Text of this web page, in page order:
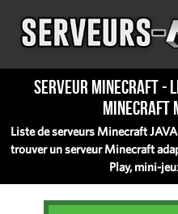
Serveur Minecraft -
Minecraft
Liste de serveurs Minecraft
trouver un serveur Minecraft
Play, mini-